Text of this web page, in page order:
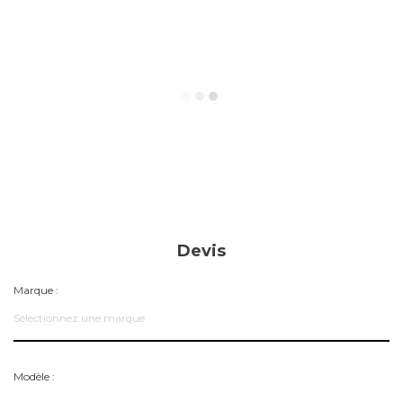
Devis
Marque :
Sélectionnez une marque
Modèle :